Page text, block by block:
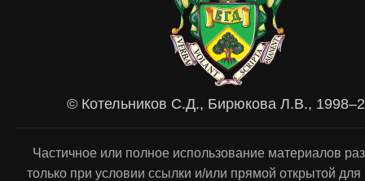
© Котельников С.Д., Бирюкова Л.В.,
Частичное или полное использование материалов
только при условии ссылки и/или прямой открытой